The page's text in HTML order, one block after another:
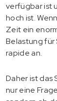
verfügbar ist
hoch ist.
Zeit ein
Belastung für
rapide an.
Daher ist das
nur eine